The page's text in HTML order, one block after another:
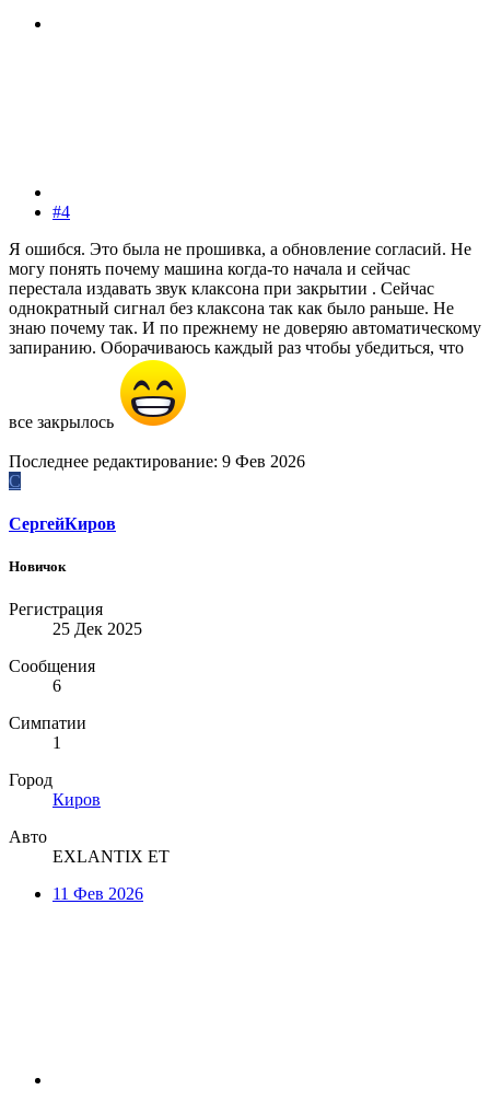
#4
Я ошибся. Это была не прошивка, а обновление согласий. Не
могу понять почему машина когда-то начала и сейчас
перестала издавать звук клаксона при закрытии . Сейчас
однократный сигнал без клаксона так как было раньше. Не
знаю почему так. И по прежнему не доверяю автоматическому
запиранию. Оборачиваюсь каждый раз чтобы убедиться, что
все закрылось
Последнее редактирование: 9 Фев 2026
С
СергейКиров
Новичок
Регистрация
25 Дек 2025
Сообщения
6
Симпатии
1
Город
Киров
Авто
EXLANTIX ET
11 Фев 2026